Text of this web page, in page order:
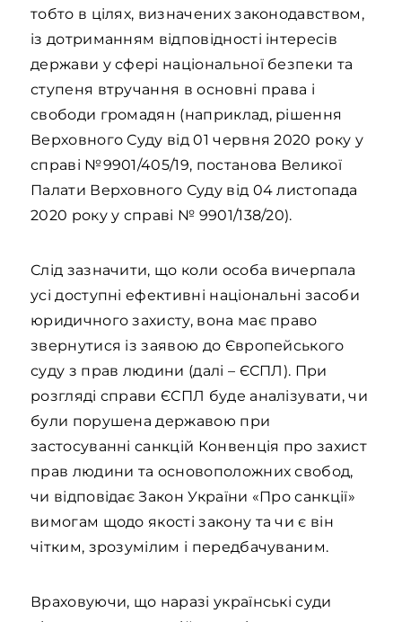
тобто в цілях, визначених законодавством,
із дотриманням відповідності інтересів
держави у сфері національної безпеки та
ступеня втручання в основні права і
свободи громадян (наприклад, рішення
Верховного Суду від 01 червня 2020 року у
справі №9901/405/19, постанова Великої
Палати Верховного Суду від 04 листопада
2020 року у справі № 9901/138/20).
Слід зазначити, що коли особа вичерпала
усі доступні ефективні національні засоби
юридичного захисту, вона має право
звернутися із заявою до Європейського
суду з прав людини (далі – ЄСПЛ). При
розгляді справи ЄСПЛ буде аналізувати, чи
були порушена державою при
застосуванні санкцій Конвенція про захист
прав людини та основоположних свобод,
чи відповідає Закон України «Про санкції»
вимогам щодо якості закону та чи є він
чітким, зрозумілим і передбачуваним.
Враховуючи, що наразі українські суди